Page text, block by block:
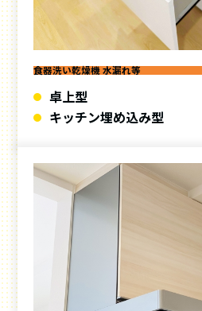
食器洗い乾燥機 水漏れ等
卓上型
キッチン埋め込み型